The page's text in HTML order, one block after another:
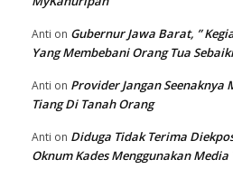
Anti on Gubernur Jawa Barat, ”
Yang Membebani Orang Tua
Anti on Provider Jangan Seenaknya
Tiang Di Tanah Orang
Anti on Diduga Tidak Terima
Oknum Kades Menggunakan